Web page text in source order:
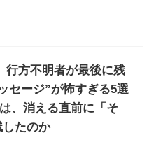
行方不明者が最後に残
セージ”が怖すぎる5選
、消える直前に「そ
たのか